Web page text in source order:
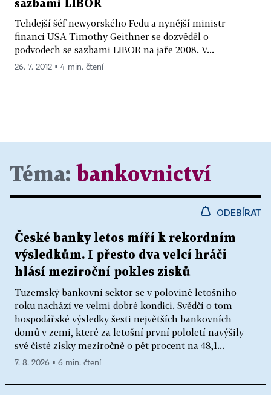
sazbami LIBOR
Tehdejší šéf newyorského Fedu a nynější ministr
financí USA Timothy Geithner se dozvěděl o
podvodech se sazbami LIBOR na jaře 2008. V...
26. 7. 2012 ▪ 4 min. čtení
Téma: bankovnictví
ODEBÍRAT
České banky letos míří k rekordním
výsledkům. I přesto dva velcí hráči
hlásí meziroční pokles zisků
Tuzemský bankovní sektor se v polovině letošního
roku nachází ve velmi dobré kondici. Svědčí o tom
hospodářské výsledky šesti největších bankovních
domů v zemi, které za letošní první pololetí navýšily
své čisté zisky meziročně o pět procent na 48,1...
7. 8. 2026 ▪ 6 min. čtení